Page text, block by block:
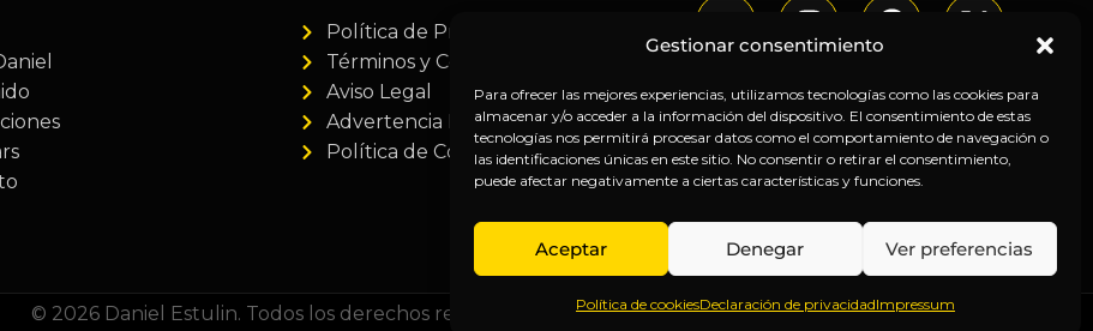
Gestionar consentimiento
Para ofrecer las mejores experiencias, utilizamos tecnologías como las cookies para
almacenar y/o acceder a la información del dispositivo. El consentimiento de estas
tecnologías nos permitirá procesar datos como el comportamiento de navegación o
las identificaciones únicas en este sitio. No consentir o retirar el consentimiento,
puede afectar negativamente a ciertas características y funciones.
Aceptar Denegar Ver preferencias
Política de cookiesDeclaración de privacidadImpressum
Política de Privacidad
Términos y Condiciones
Aviso Legal
Advertencia Financiera
Política de Cookies
© 2026 Daniel Estulin. Todos los derechos reservados.